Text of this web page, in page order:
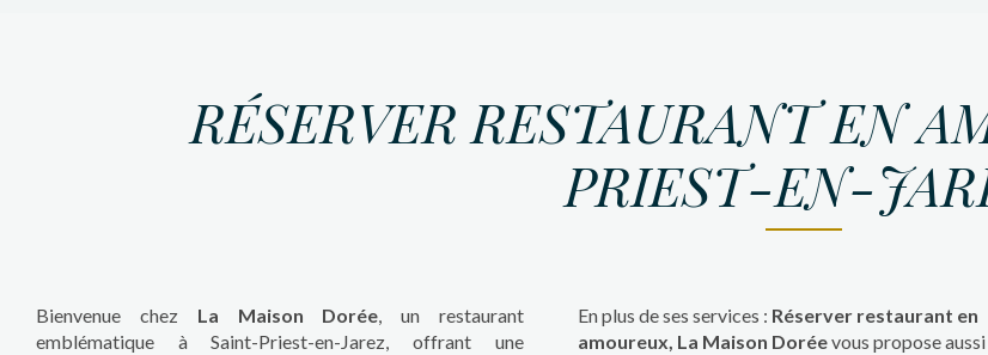
RÉSERVER RESTAURANT EN
PRIEST-EN-
Bienvenue chez La Maison Dorée, un restaurant
emblématique à Saint-Priest-en-Jarez, offrant une
En plus de ses services : Réserver restaurant en
amoureux, La Maison Doréevous propose aussi